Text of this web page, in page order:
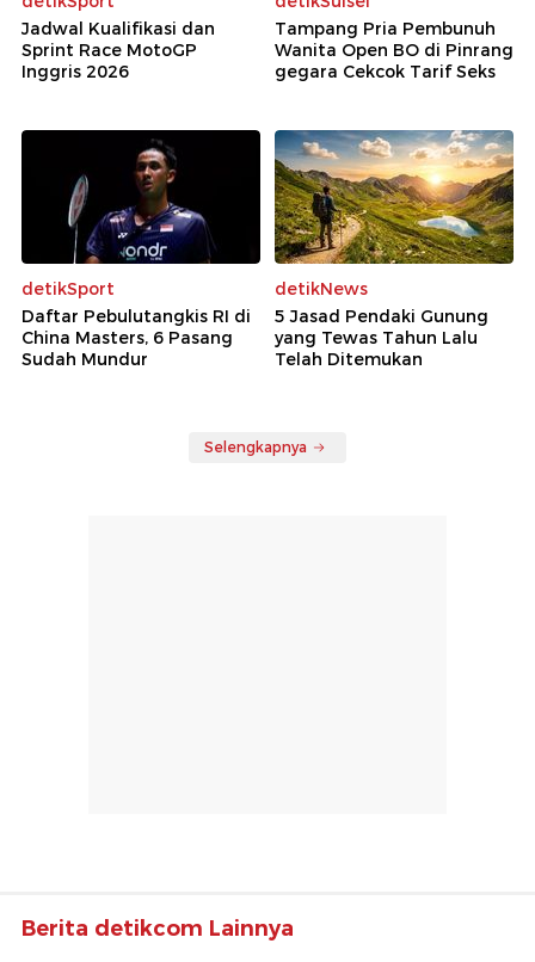
Jadwal Kualifikasi dan
Sprint Race MotoGP
Inggris 2026
Tampang Pria Pembunuh
Wanita Open BO di Pinrang
gegara Cekcok Tarif Seks
detikSport
Daftar Pebulutangkis RI di
China Masters, 6 Pasang
Sudah Mundur
detikNews
5 Jasad Pendaki Gunung
yang Tewas Tahun Lalu
Telah Ditemukan
Selengkapnya
Berita detikcom Lainnya